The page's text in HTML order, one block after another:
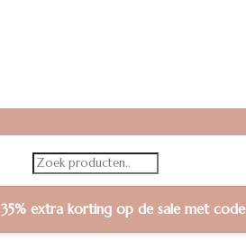
35% extra korting op de sale met code